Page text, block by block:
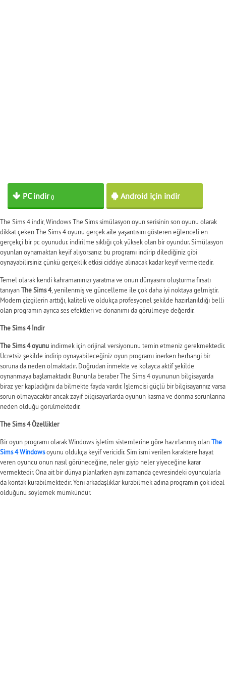
PC indir () Android için indir
The Sims 4 indir, Windows The Sims simülasyon oyun serisinin son oyunu olarak
dikkat çeken The Sims 4 oyunu gerçek aile yaşantısını gösteren eğlenceli en
gerçekçi bir pc oyunudur. indirilme sıklığı çok yüksek olan bir oyundur. Simülasyon
oyunları oynamaktan keyif alıyorsanız bu programı indirip dilediğiniz gibi
oynayabilirsiniz çünkü gerçeklik etkisi ciddiye alınacak kadar keyif vermektedir.
Temel olarak kendi kahramanınızı yaratma ve onun dünyasını oluşturma fırsatı
tanıyanThe Sims 4, yenilenmiş ve güncelleme ile çok daha iyi noktaya gelmiştir.
Modern çizgilerin arttığı, kaliteli ve oldukça profesyonel şekilde hazırlanıldığı belli
olan programın ayrıca ses efektleri ve donanımı da görülmeye değerdir.
The Sims 4 İndir
The Sims 4 oyunu indirmek için orijinal versiyonunu temin etmeniz gerekmektedir.
Ücretsiz şekilde indirip oynayabileceğiniz oyun programı inerken herhangi bir
soruna da neden olmaktadır. Doğrudan inmekte ve kolayca aktif şekilde
oynanmaya başlamaktadır. Bununla beraber The Sims 4 oyununun bilgisayarda
biraz yer kapladığını da bilmekte fayda vardır. İşlemcisi güçlü bir bilgisayarınız varsa
sorun olmayacaktır ancak zayıf bilgisayarlarda oyunun kasma ve donma sorunlarına
neden olduğu görülmektedir.
The Sims 4 Özellikler
Bir oyun programı olarak Windows işletim sistemlerine göre hazırlanmış olanThe
Sims 4 Windowsoyunu oldukça keyif vericidir. Sim ismi verilen karaktere hayat
veren oyuncu onun nasıl görüneceğine, neler giyip neler yiyeceğine karar
vermektedir. Ona ait bir dünya planlarken aynı zamanda çevresindeki oyuncularla
da kontak kurabilmektedir. Yeni arkadaşlıklar kurabilmek adına programın çok ideal
olduğunu söylemek mümkündür.